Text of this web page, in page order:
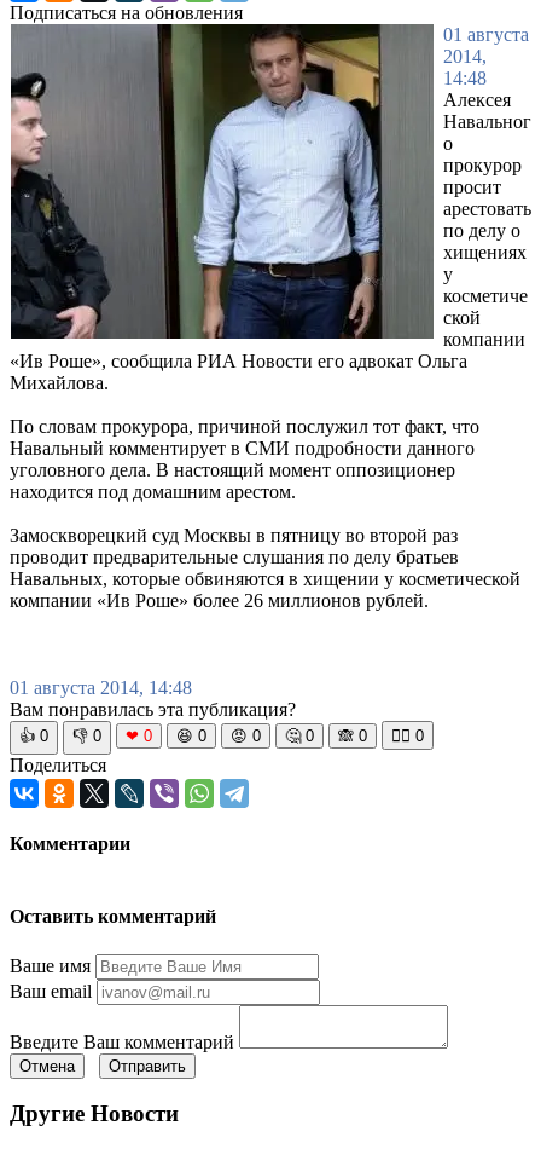
Подписаться на обновления
01 августа
2014,
14:48
Алексея
Навальног
о
прокурор
просит
арестовать
по делу о
хищениях
у
косметиче
ской
компании
«Ив Роше», сообщила РИА Новости его адвокат Ольга
Михайлова.
По словам прокурора, причиной послужил тот факт, что
Навальный комментирует в СМИ подробности данного
уголовного дела. В настоящий момент оппозиционер
находится под домашним арестом.
Замоскворецкий суд Москвы в пятницу во второй раз
проводит предварительные слушания по делу братьев
Навальных, которые обвиняются в хищении у косметической
компании «Ив Роше» более 26 миллионов рублей.
01 августа 2014, 14:48
Вам понравилась эта публикация?
👍 0 👎 0 ❤ 0 😆 0 😡 0 🤔 0 🙈 0 🧘‍♀️ 0
Поделиться
Комментарии
Оставить комментарий
Ваше имя
Ваш email
Введите Ваш комментарий
Отмена Отправить
Другие Новости